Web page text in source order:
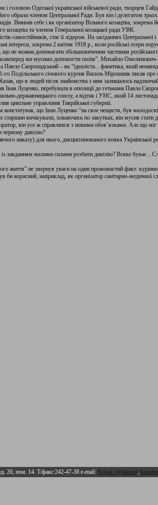
і головою Одеської української військової ради, творцем
обрали членом Центральної Ради. Був він і делегатом трьох
Виявив себе і як організатор Вільного козацтва,
та членом Генеральної козацької ради УВК.
самостійників, стає її лідером. На засіданнях
інтереси, зокрема 2 квітня 1918 р., коли російські есери
не можна допомагати збільшовиченим частинам
ми мусимо допомогти своїм”. Михайло
Скоропадський – як “ідеаліста... фанатика, який
го Подільського січового куреня Василь Мірошник писав
що в людей після знайомства з ним залишалось
Іван Луценко, перебувала в опозиції до гетьмана Павла
державницького союзу, а відтак і УНС, який 14
цивільне управління Таврійської губернії.
що Іван Луценко “на своє нещастя, був
вичікували, ховаючись по закутках, він мусив стати
він усе ж справлявся з новими обов’язками. Але що
червону дивізію?
наказу) для нього, дисциплінованого вояка Української
завданням малими силами розбити дивізію? Всяке буває...
життя” не звернув уваги на один промовистий факт:
би корисний, наприклад, як організатор санітарно-
20, пом. 14. Т/факс:242-47-38 e-mail: Koval_r@ukr.net,